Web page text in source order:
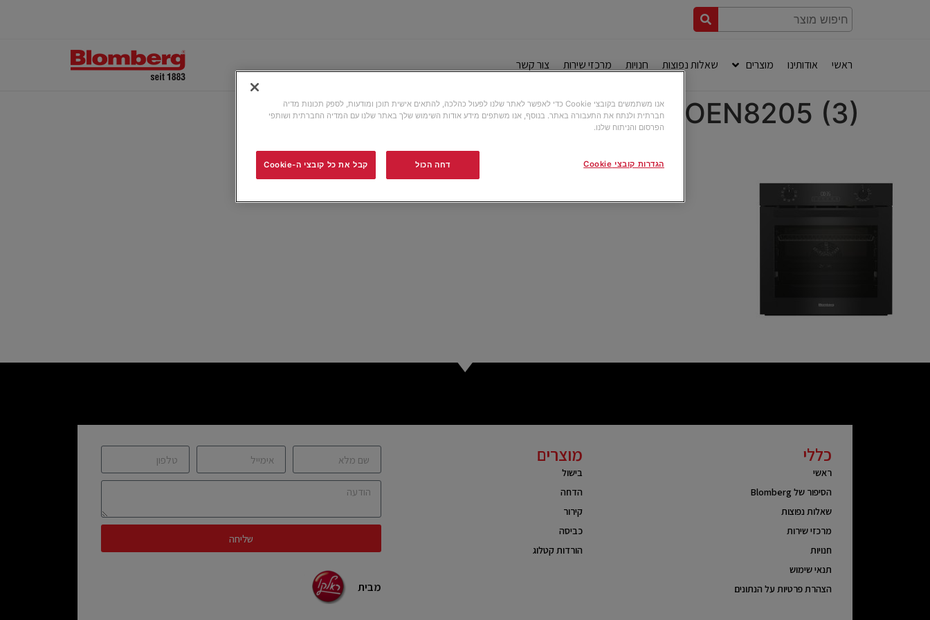
ראשי אודותינו מוצרים שאלות נפוצות חנויות מרכזי שירות צור קשר
ROEN8205 (3)
כללי
ראשי
הסיפור של Blomberg
שאלות נפוצות
מרכזי שירות
חנויות
תנאי שימוש
הצהרת פרטיות על הנתונים
מוצרים
בישול
הדחה
קירור
כביסה
הורדות קטלוג
שליחה
מבית
אנו משתמשים בקובצי Cookie כדי לאפשר לאתר שלנו לפעול כהלכה, להתאים אישית תוכן ומודעות, לספק תכונות מדיה
חברתית ולנתח את התעבורה באתר. בנוסף, אנו משתפים מידע אודות השימוש שלך באתר שלנו עם המדיה החברתית ושותפי
הפרסום והניתוח שלנו.
דחה הכול קבל את כל קובצי ה-Cookie הגדרות קובצי Cookie